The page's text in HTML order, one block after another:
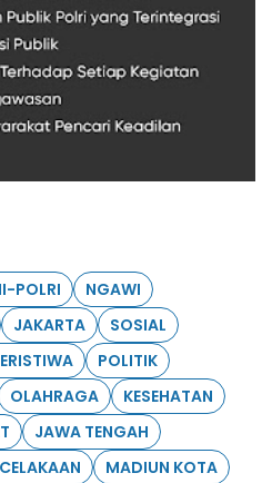
POLRI
NGAWI
JAKARTA
SOSIAL
POLITIK
OLAHRAGA
KESEHATAN
JAWA TENGAH
MADIUN KOTA